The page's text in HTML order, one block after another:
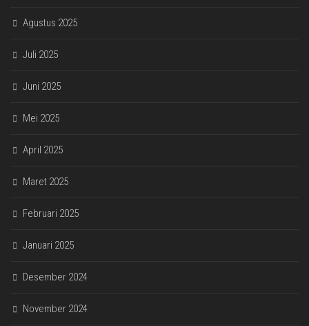
Agustus 2025
Juli 2025
Juni 2025
Mei 2025
April 2025
Maret 2025
Februari 2025
Januari 2025
Desember 2024
November 2024